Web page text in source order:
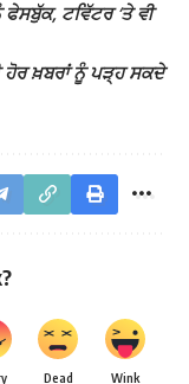
ਟਵਿੱਟਰ ‘ਤੇ ਵੀ
ਹੋਰ ਖ਼ਬਰਾਂ ਨੂੰ ਪੜ੍ਹ ਸਕਦੇ
Dead Wink